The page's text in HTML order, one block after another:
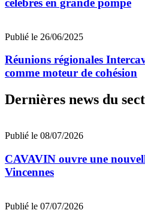
célébrés en grande pompe
Publié le 26/06/2025
Réunions régionales
comme moteur de cohésion
Dernières news du
Publié le 08/07/2026
CAVAVIN ouvre une
Vincennes
Publié le 07/07/2026